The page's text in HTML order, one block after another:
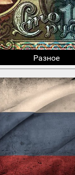
Разное